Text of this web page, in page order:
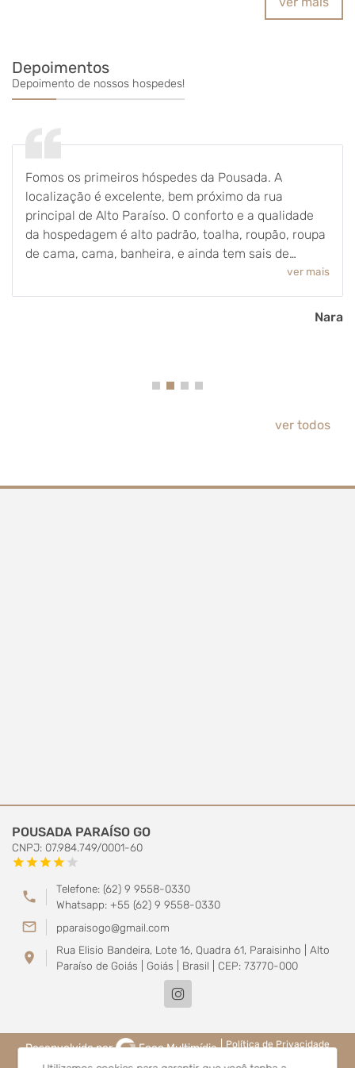
Depoimentos
Depoimento de nossos hospedes!
Fomos os primeiros hóspedes da Pousada. A
localização é excelente, bem próximo da rua
principal de Alto Paraíso. O conforto e a qualidade
da hospedagem é alto padrão, toalha, roupão, roupa
de cama, cama, banheira, e ainda tem sais de
ver mais
Nara
ver todos
POUSADA PARAÍSO GO
CNPJ: 07.984.749/0001-60
starstarstarstar star
phone
Telefone: (62) 9 9558-0330
Whatsapp: +55 (62) 9 9558-0330
mail_outline pparaisogo@gmail.com
location_on
Rua Elisio Bandeira, Lote 16, Quadra 61, Paraisinho | Alto
Paraíso de Goiás | Goiás | Brasil | CEP: 73770-000
Desenvolvido por Foco Multimídia | Política de Privacidade